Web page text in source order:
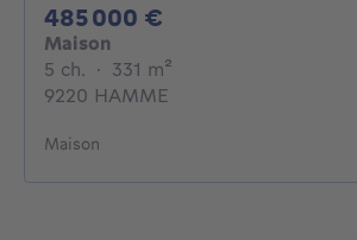
485 000 €
Maison
5 ch. 5 chambres
· 331 m²
9220 HAMME
Maison